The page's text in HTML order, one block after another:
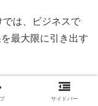
は、ビジネスで
最大限に引き出す
入れる際のポイ
サイドバー